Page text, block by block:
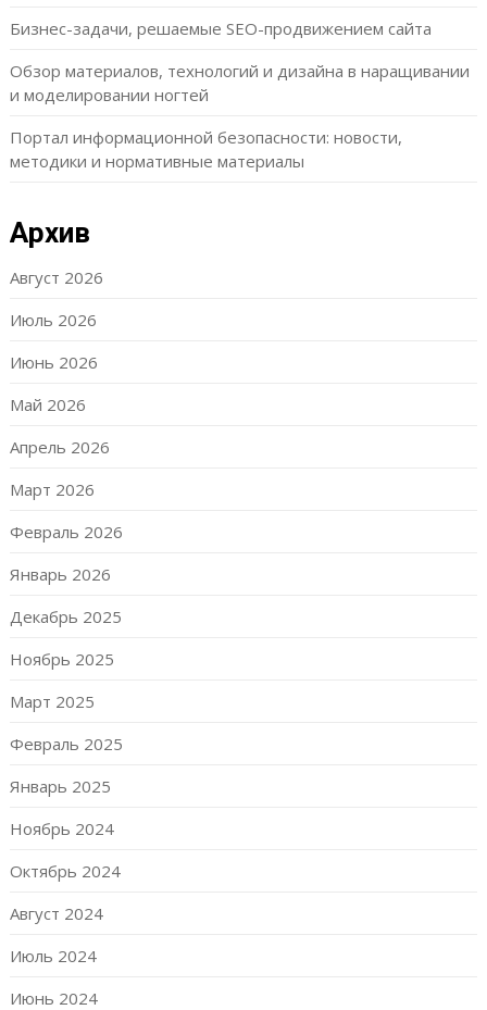
Бизнес-задачи, решаемые SEO-продвижением сайта
Обзор материалов, технологий и дизайна в наращивании
и моделировании ногтей
Портал информационной безопасности: новости,
методики и нормативные материалы
Архив
Август 2026
Июль 2026
Июнь 2026
Май 2026
Апрель 2026
Март 2026
Февраль 2026
Январь 2026
Декабрь 2025
Ноябрь 2025
Март 2025
Февраль 2025
Январь 2025
Ноябрь 2024
Октябрь 2024
Август 2024
Июль 2024
Июнь 2024